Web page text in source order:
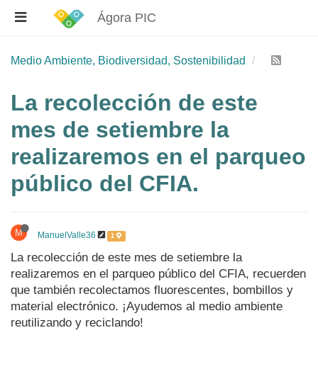
Ágora PIC
Medio Ambiente, Biodiversidad, Sostenibilidad
La recolección de este
mes de setiembre la
realizaremos en el parqueo
público del CFIA.
M ManuelValle36 1
La recolección de este mes de setiembre la
realizaremos en el parqueo público del CFIA, recuerden
que también recolectamos fluorescentes, bombillos y
material electrónico. ¡Ayudemos al medio ambiente
reutilizando y reciclando!